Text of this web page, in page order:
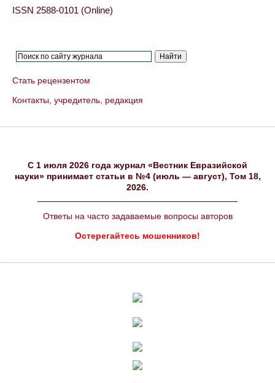
ISSN 2588-0101 (Online)
Стать рецензентом
Контакты, учредитель, редакция
C 1 июля 2026 года журнал «Вестник Евразийской
науки» принимает статьи в №4 (июль — август), Том 18,
2026.
Ответы на часто задаваемые вопросы авторов
Остерегайтесь мошенников!